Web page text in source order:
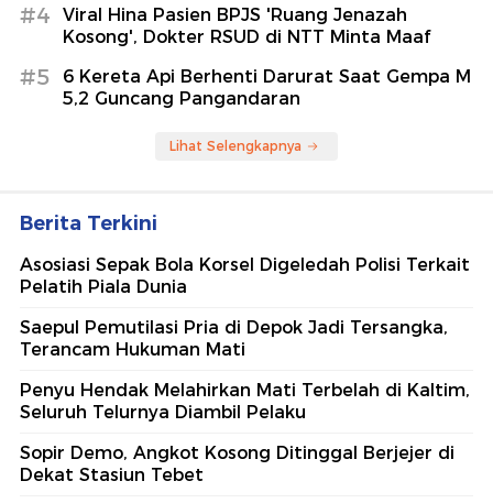
#4
Viral Hina Pasien BPJS 'Ruang Jenazah
Kosong', Dokter RSUD di NTT Minta Maaf
#5
6 Kereta Api Berhenti Darurat Saat Gempa M
5,2 Guncang Pangandaran
Lihat Selengkapnya
Berita Terkini
Asosiasi Sepak Bola Korsel Digeledah Polisi Terkait
Pelatih Piala Dunia
Saepul Pemutilasi Pria di Depok Jadi Tersangka,
Terancam Hukuman Mati
Penyu Hendak Melahirkan Mati Terbelah di Kaltim,
Seluruh Telurnya Diambil Pelaku
Sopir Demo, Angkot Kosong Ditinggal Berjejer di
Dekat Stasiun Tebet